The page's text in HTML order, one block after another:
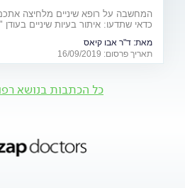
המחשבה על רופא שיניים מלחיצה
כדאי שתדעו: איתור בעיות שיניים
השיניים ועל ניקוי על ידי שיננית
מאת: ד"ר אבו קיאס
תאריך פרסום: 16/09/2019
כל הכתבות בנושא